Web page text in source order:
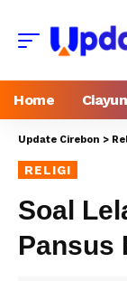
Home
Update Cirebon >
RELIGI
Soal
Pansus